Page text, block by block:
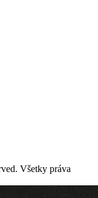
Všetky práva